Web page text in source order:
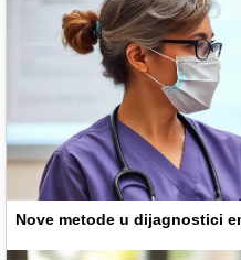
Nove metode u dijagnostici